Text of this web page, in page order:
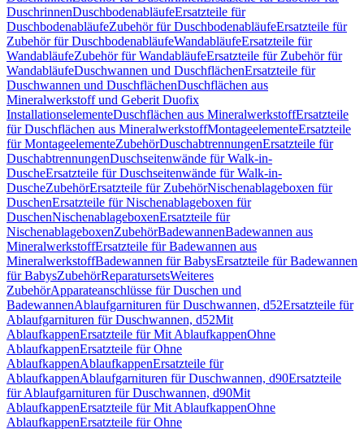
DuschrinnenDuschbodenabläufeErsatzteile für
DuschbodenabläufeZubehör für DuschbodenabläufeErsatzteile für
Zubehör für DuschbodenabläufeWandabläufeErsatzteile für
WandabläufeZubehör für WandabläufeErsatzteile für Zubehör für
WandabläufeDuschwannen und DuschflächenErsatzteile für
Duschwannen und DuschflächenDuschflächen aus
Mineralwerkstoff und Geberit Duofix
InstallationselementeDuschflächen aus MineralwerkstoffErsatzteile
für Duschflächen aus MineralwerkstoffMontageelementeErsatzteile
für MontageelementeZubehörDuschabtrennungenErsatzteile für
DuschabtrennungenDuschseitenwände für Walk-in-
DuscheErsatzteile für Duschseitenwände für Walk-in-
DuscheZubehörErsatzteile für ZubehörNischenablageboxen für
DuschenErsatzteile für Nischenablageboxen für
DuschenNischenablageboxenErsatzteile für
NischenablageboxenZubehörBadewannenBadewannen aus
MineralwerkstoffErsatzteile für Badewannen aus
MineralwerkstoffBadewannen für BabysErsatzteile für Badewannen
für BabysZubehörReparatursetsWeiteres
ZubehörApparateanschlüsse für Duschen und
BadewannenAblaufgarnituren für Duschwannen, d52Ersatzteile für
Ablaufgarnituren für Duschwannen, d52Mit
AblaufkappenErsatzteile für Mit AblaufkappenOhne
AblaufkappenErsatzteile für Ohne
AblaufkappenAblaufkappenErsatzteile für
AblaufkappenAblaufgarnituren für Duschwannen, d90Ersatzteile
für Ablaufgarnituren für Duschwannen, d90Mit
AblaufkappenErsatzteile für Mit AblaufkappenOhne
AblaufkappenErsatzteile für Ohne